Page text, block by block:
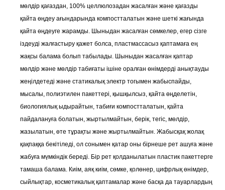
мөлдір қағаздан, 100% целлюлозадан жасалған және қағазды
қайта өңдеу ағындарында компостталатын және шеткі жағында
қайта өңдеуге жарамды. Шыныдан жасалған сөмкелер, егер сізге
іздеуді жалғастыру қажет болса, пластмассасыз қаптамаға ең
жақсы балама болып табылады. Шыныдан жасалған қаптар
мөлдір және мөлдір табиғаты ішіне оралған өнімдерді анықтауды
жеңілдетеді және статикалық электр тогымен жабыспайды,
мысалы, полиэтилен пакеттері, қышқылсыз, қайта өңделетін,
биологиялық ыдырайтын, табиғи компостталатын, қайта
пайдалануға болатын, жыртылмайтын, берік, тегіс, мөлдір,
жазылатын, өте тұрақты және жыртылмайтын. Жабысқақ жолақ
қақпаққа бекітіледі, ол сонымен қатар оны бірнеше рет ашуға және
жабуға мүмкіндік береді. Бір рет қолданылатын пластик пакеттерге
тамаша балама. Киім, аяқ киім, сөмке, қолөнер, цифрлық өнімдер,
сыйлықтар, косметикалық қаптамалар және басқа да тауарлардың